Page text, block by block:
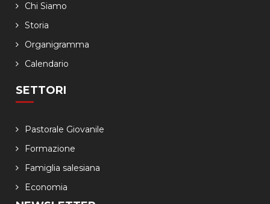
Chi Siamo
Storia
Organigramma
Calendario
SETTORI
Pastorale Giovanile
Formazione
Famiglia salesiana
Economia